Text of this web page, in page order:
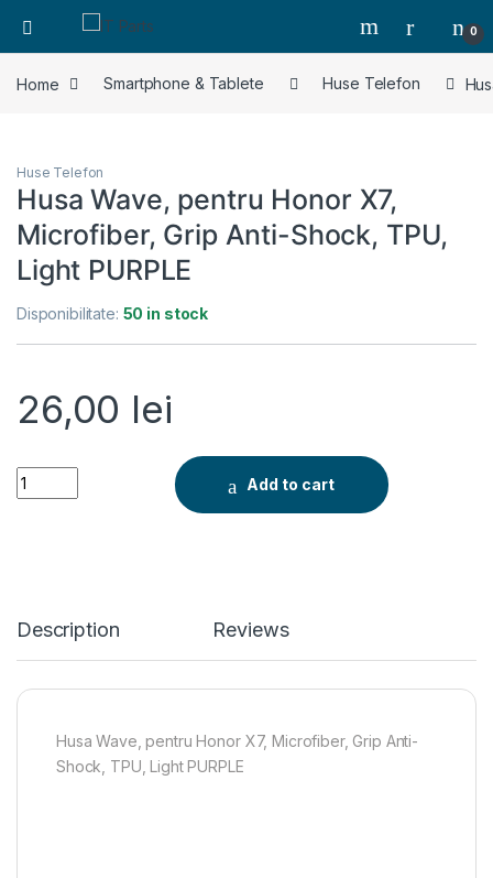
0
Home Smartphone & Tablete Huse Telefon
Huse Telefon
Husa Wave, pentru Honor X7,
Microfiber, Grip Anti-Shock, TPU,
Light PURPLE
Disponibilitate: 50 in stock
26,00 lei
Husa Wave, pentru Honor X7, Microfiber, Grip Anti-Shock,
Add to cart
Description Reviews
Husa Wave, pentru Honor X7, Microfiber, Grip Anti-
Shock, TPU, Light PURPLE